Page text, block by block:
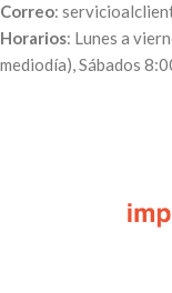
Correo:
Horarios: Lunes a
mediodía), Sábados